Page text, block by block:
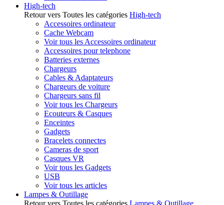
High-tech
Retour vers Toutes les catégories High-tech
Accessoires ordinateur
Cache Webcam
Voir tous les Accessoires ordinateur
Accessoires pour telephone
Batteries externes
Chargeurs
Cables & Adaptateurs
Chargeurs de voiture
Chargeurs sans fil
Voir tous les Chargeurs
Ecouteurs & Casques
Enceintes
Gadgets
Bracelets connectes
Cameras de sport
Casques VR
Voir tous les Gadgets
USB
Voir tous les articles
Lampes & Outillage
Retour vers Toutes les catégories Lampes & Outillage